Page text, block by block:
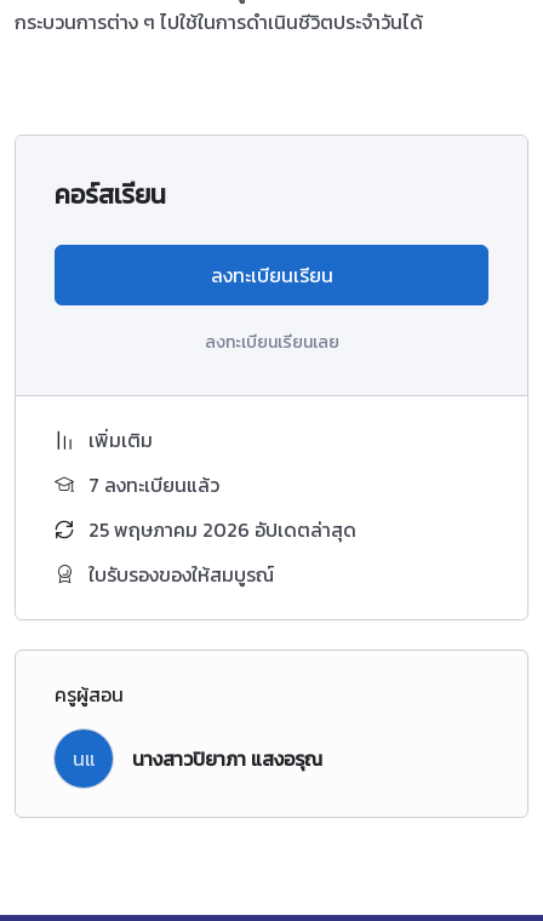
กระบวนการต่าง ๆ ไปใช้ในการดำเนินชีวิตประจำวันได้
คอร์สเรียน
ลงทะเบียนเรียน
ลงทะเบียนเรียนเลย
เพิ่มเติม
7 ลงทะเบียนแล้ว
25 พฤษภาคม 2026 อัปเดตล่าสุด
ใบรับรองของให้สมบูรณ์
ครูผู้สอน
นแ นางสาวปิยาภา แสงอรุณ